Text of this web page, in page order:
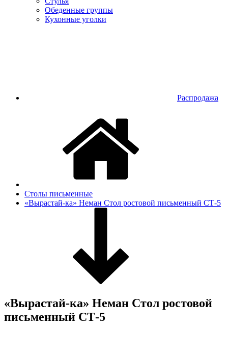
Обеденные группы
Кухонные уголки
Распродажа
Столы письменные
«Вырастай-ка» Неман Стол ростовой письменный СТ-5
«Вырастай-ка» Неман Стол ростовой
письменный СТ-5